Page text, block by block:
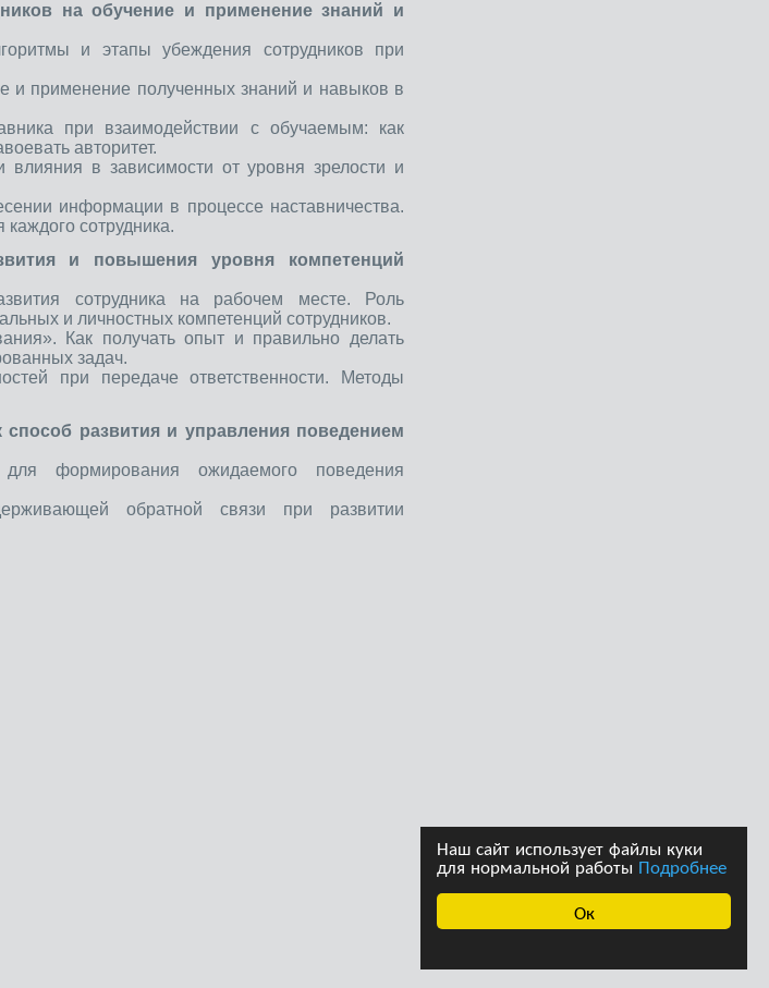
Ок
Наш сайт использует файлы куки
для нормальной работы Подробнее
на обучение и применение знаний и
и этапы убеждения сотрудников при
и применение полученных знаний и навыков в
при взаимодействии с обучаемым: как
авторитет.
влияния в зависимости от уровня зрелости и
информации в процессе наставничества.
сотрудника.
и повышения уровня компетенций
сотрудника на рабочем месте. Роль
и личностных компетенций сотрудников.
Как получать опыт и правильно делать
задач.
при передаче ответственности. Методы
развития и управления поведением
формирования ожидаемого поведения
обратной связи при развитии